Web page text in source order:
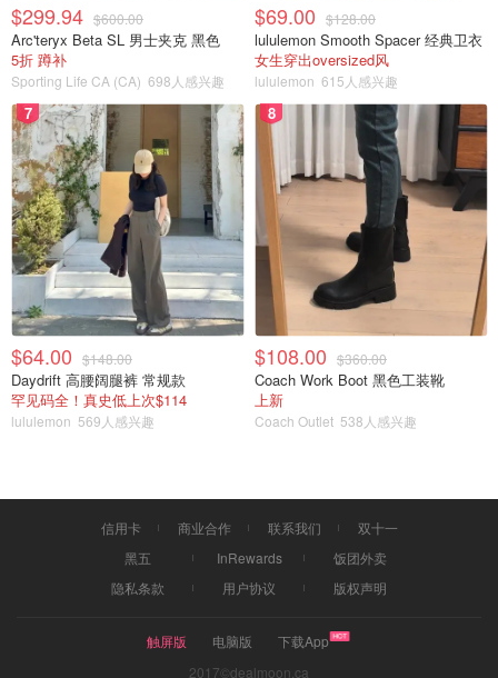
$299.94 $600.00
Arc'teryx Beta SL 男士夹克 黑色
5折 蹲补
Sporting Life CA (CA) 698人感兴趣
$69.00 $128.00
lululemon Smooth Spacer 经典卫衣
女生穿出oversized风
lululemon 615人感兴趣
7
$64.00 $148.00
Daydrift 高腰阔腿裤 常规款
罕见码全！真史低上次$114
lululemon 569人感兴趣
8
$108.00 $360.00
Coach Work Boot 黑色工装靴
上新
Coach Outlet 538人感兴趣
信用卡 商业合作 联系我们
双十一
黑五
InRewards
饭团外卖
隐私条款
用户协议 版权声明
触屏版 电脑版
下载App
2017©dealmoon.ca